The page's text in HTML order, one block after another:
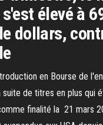
élevé à
dollars,
en Bourse de
de titres en plus qui
finalité la 21 mars